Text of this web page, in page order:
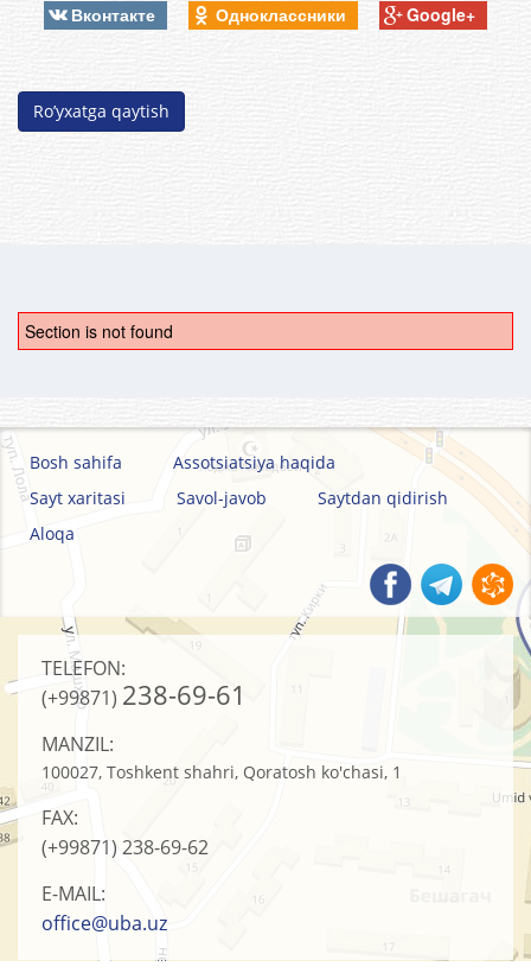
Вконтакте
Одноклассники Google+
Ro’yxatga qaytish
Section is not found
Bosh sahifa
Assotsiatsiya haqida
Sayt xaritasi
Savol-javob
Saytdan qidirish
Aloqa
TELEFON:
(+99871) 238-69-61
MANZIL:
100027, Toshkent shahri, Qoratosh ko'chasi, 1
FAX:
(+99871) 238-69-62
E-MAIL:
office@uba.uz